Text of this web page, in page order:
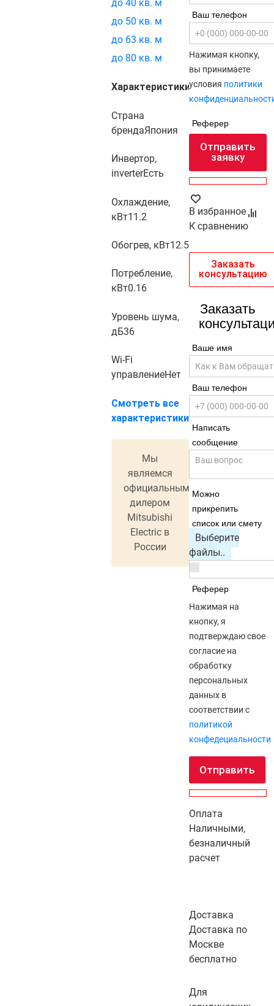
Ваш телефон
Нажимая кнопку,
вы принимаете
условия политики
Реферер
Отправить
заявку
В избранное
К сравнению
Заказать
консультацию
Заказать
Ваше имя
Ваш телефон
Написать
сообщение
Можно
прикрепить
список или смету
Выберите
файлы..
Реферер
Нажимая на
кнопку, я
подтверждаю свое
согласие на
обработку
персональных
данных в
соответствии с
политикой
конфедециальности
Отправить
Оплата
Наличными,
безналичный
расчет
Доставка
Доставка по
Москве
бесплатно
Для
до 40 кв. м
до 50 кв. м
до 63 кв. м
до 80 кв. м
Характеристики
Страна
брендаЯпония
Инвертор,
inverterЕсть
Охлаждение,
кВт11.2
Обогрев, кВт12.5
Потребление,
кВт0.16
Уровень шума,
дБ36
Wi-Fi
управлениеНет
Смотреть все
характеристики
Мы
являемся
официальным
дилером
Mitsubishi
Electric в
России